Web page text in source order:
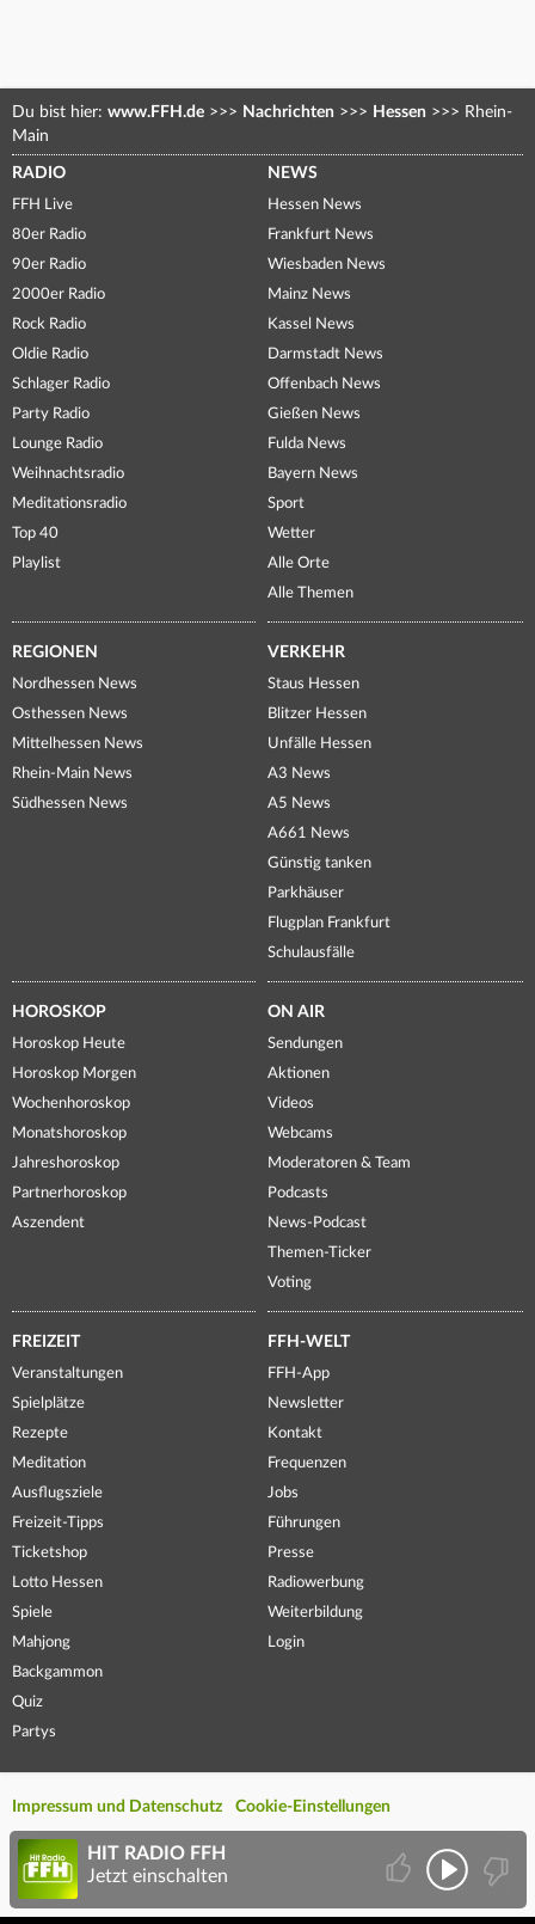
Du bist hier: www.FFH.de >>> Nachrichten >>> Hessen >>> Rhein-
Main
RADIO
FFH Live
80er Radio
90er Radio
2000er Radio
Rock Radio
Oldie Radio
Schlager Radio
Party Radio
Lounge Radio
Weihnachtsradio
Meditationsradio
Top 40
Playlist
NEWS
Hessen News
Frankfurt News
Wiesbaden News
Mainz News
Kassel News
Darmstadt News
Offenbach News
Gießen News
Fulda News
Bayern News
Sport
Wetter
Alle Orte
Alle Themen
REGIONEN
Nordhessen News
Osthessen News
Mittelhessen News
Rhein-Main News
Südhessen News
VERKEHR
Staus Hessen
Blitzer Hessen
Unfälle Hessen
A3 News
A5 News
A661 News
Günstig tanken
Parkhäuser
Flugplan Frankfurt
Schulausfälle
HOROSKOP
Horoskop Heute
Horoskop Morgen
Wochenhoroskop
Monatshoroskop
Jahreshoroskop
Partnerhoroskop
Aszendent
ON AIR
Sendungen
Aktionen
Videos
Webcams
Moderatoren & Team
Podcasts
News-Podcast
Themen-Ticker
Voting
FREIZEIT
Veranstaltungen
Spielplätze
Rezepte
Meditation
Ausflugsziele
Freizeit-Tipps
Ticketshop
Lotto Hessen
Spiele
Mahjong
Backgammon
Quiz
Partys
FFH-WELT
FFH-App
Newsletter
Kontakt
Frequenzen
Jobs
Führungen
Presse
Radiowerbung
Weiterbildung
Login
Impressum und Datenschutz Cookie-Einstellungen
HIT RADIO FFH
Jetzt einschalten